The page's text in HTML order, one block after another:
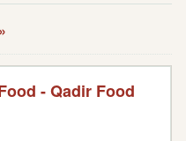
»
- Qadir Food